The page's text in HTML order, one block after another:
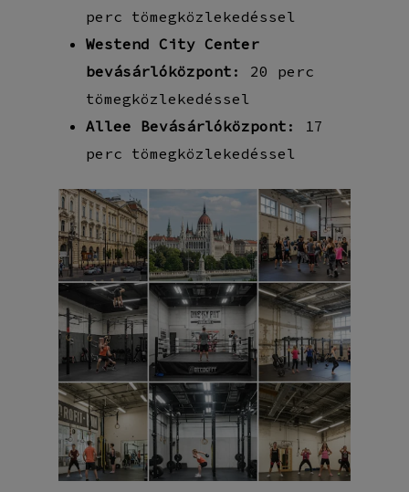
perc tömegközlekedéssel
Westend City Center
bevásárlóközpont : 20 perc
tömegközlekedéssel
Allee Bevásárlóközpont : 17
perc tömegközlekedéssel